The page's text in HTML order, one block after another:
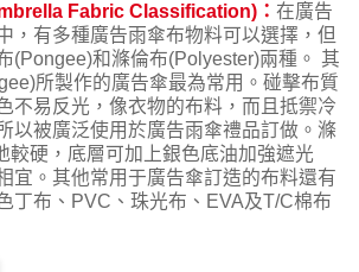
Fabric Classification)： 在廣告
，有多種廣告雨傘布物料可以選擇，但
(Pongee)和滌倫布(Polyester)兩種。 其
所製作的廣告傘最為常用。碰擊布質
不易反光，像衣物的布料，而且抵禦冷
以被廣泛使用於廣告雨傘禮品訂做。滌
較硬，底層可加上銀色底油加強遮光
宜。其他常用于廣告傘訂造的布料還有
丁布、PVC、珠光布、EVA及T/C棉布